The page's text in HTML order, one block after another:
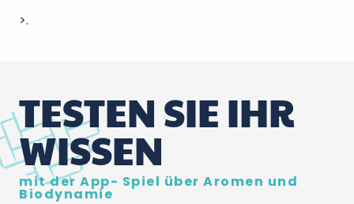
>.
TESTEN SIE IHR
WISSEN
mit der App- Spiel über Aromen und
Biodynamie